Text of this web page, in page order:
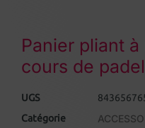
Panier pliant
cours de
UGS
Catégorie